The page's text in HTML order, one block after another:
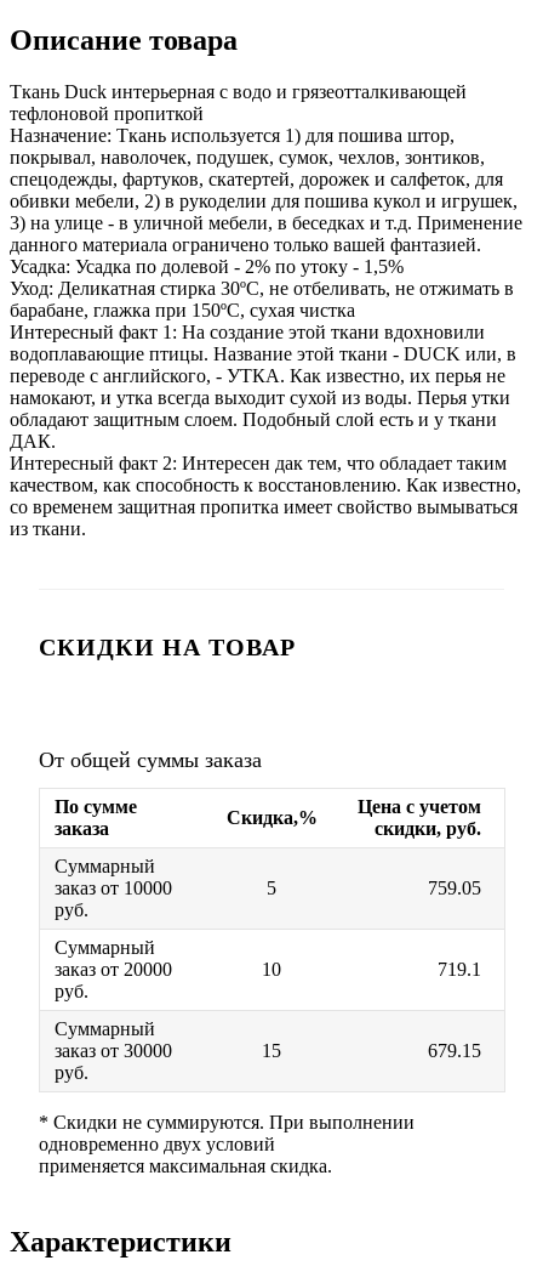
Описание товара
Ткань Duck интерьерная с водо и грязеотталкивающей
тефлоновой пропиткой
Назначение: Ткань используется 1) для пошива штор,
покрывал, наволочек, подушек, сумок, чехлов, зонтиков,
спецодежды, фартуков, скатертей, дорожек и салфеток, для
обивки мебели, 2) в рукоделии для пошива кукол и игрушек,
3) на улице - в уличной мебели, в беседках и т.д. Применение
данного материала ограничено только вашей фантазией.
Усадка: Усадка по долевой - 2% по утоку - 1,5%
Уход: Деликатная стирка 30ºС, не отбеливать, не отжимать в
барабане, глажка при 150ºС, сухая чистка
Интересный факт 1: На создание этой ткани вдохновили
водоплавающие птицы. Название этой ткани - DUCK или, в
переводе с английского, - УТКА. Как известно, их перья не
намокают, и утка всегда выходит сухой из воды. Перья утки
обладают защитным слоем. Подобный слой есть и у ткани
ДАК.
Интересный факт 2: Интересен дак тем, что обладает таким
качеством, как способность к восстановлению. Как известно,
со временем защитная пропитка имеет свойство вымываться
из ткани.
СКИДКИ НА ТОВАР
От общей суммы заказа
По сумме
заказа
Скидка,%
Цена с учетом
скидки, руб.
Суммарный
заказ от 10000
руб.
5 759.05
Суммарный
заказ от 20000
руб.
10 719.1
Суммарный
заказ от 30000
руб.
15 679.15
* Скидки не суммируются. При выполнении
одновременно двух условий
применяется максимальная скидка.
Характеристики